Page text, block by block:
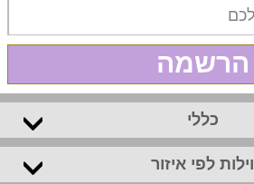
הרשמה
כללי
וילות לפי איזור